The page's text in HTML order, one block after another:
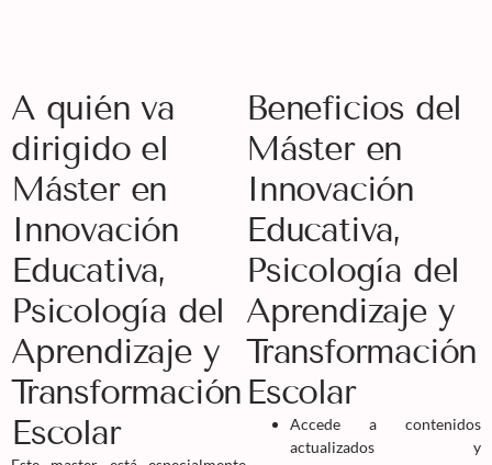
A quién va
dirigido el
Máster en
Innovación
Educativa,
Psicología del
Aprendizaje y
Transformación
Escolar
Beneficios del
Máster en
Innovación
Educativa,
Psicología del
Aprendizaje y
Transformación
Escolar
Accede a contenidos
actualizados y